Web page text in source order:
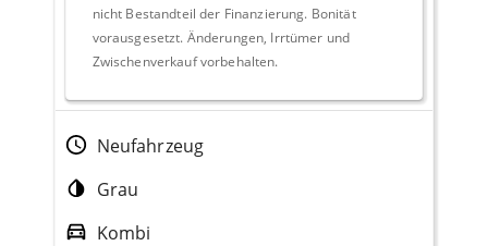
nicht Bestandteil der Finanzierung. Bonität
vorausgesetzt. Änderungen, Irrtümer und
Zwischenverkauf vorbehalten.
Neufahrzeug
Grau
Kombi